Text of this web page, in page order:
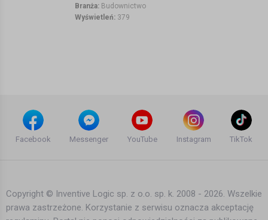
•
Branża: Budownictwo
•
Wyświetleń: 379
Facebook Messenger YouTube Instagram TikTok
Copyright © Inventive Logic sp. z o.o. sp. k. 2008 - 2026. Wszelkie
prawa zastrzeżone. Korzystanie z serwisu oznacza akceptację